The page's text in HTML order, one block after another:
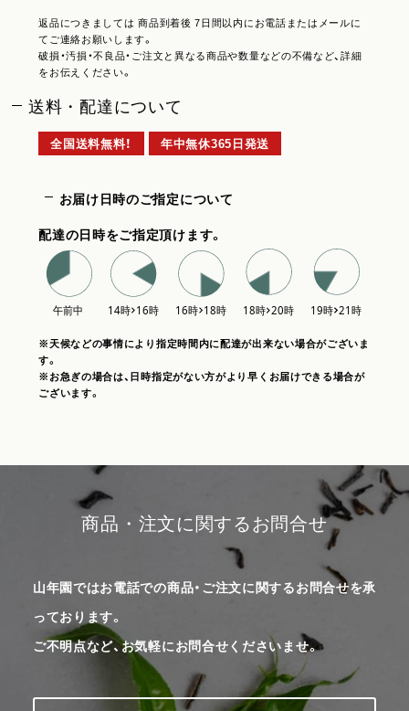
返品につきましては 商品到着後 7日間以内にお電話またはメールに
てご連絡お願いします。
破損・汚損・不良品・ご注文と異なる商品や数量などの不備など、詳細
をお伝えください。
送料・配達について
全国送料無料！ 年中無休365日発送
お届け日時のご指定について
配達の日時をご指定頂けます。
※天候などの事情により指定時間内に配達が出来ない場合がございま
す。
※お急ぎの場合は、日時指定がない方がより早くお届けできる場合が
ございます。
商品・注文に関するお問合せ
山年園ではお電話での商品・ご注文に関するお問合せを承
っております。
ご不明点など、お気軽にお問合せくださいませ。